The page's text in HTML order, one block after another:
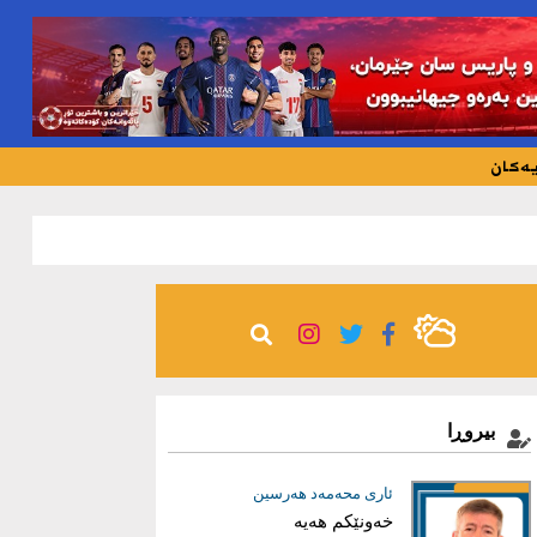
بیروڕا
ئاری محەمەد هەرسین
خەونێکم هەیە
عیماد ئه‌حمه‌د
بریاری دروست؛ بناغەی